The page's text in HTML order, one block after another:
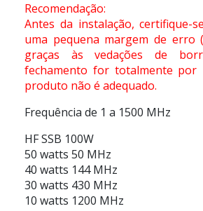
Recomendação:
Antes da instalação, certifique-
uma pequena margem de erro
graças às vedações de
fechamento for totalmente por
produto não é adequado.
Frequência de 1 a 1500 MHz
HF SSB 100W
50 watts 50 MHz
40 watts 144 MHz
30 watts 430 MHz
10 watts 1200 MHz